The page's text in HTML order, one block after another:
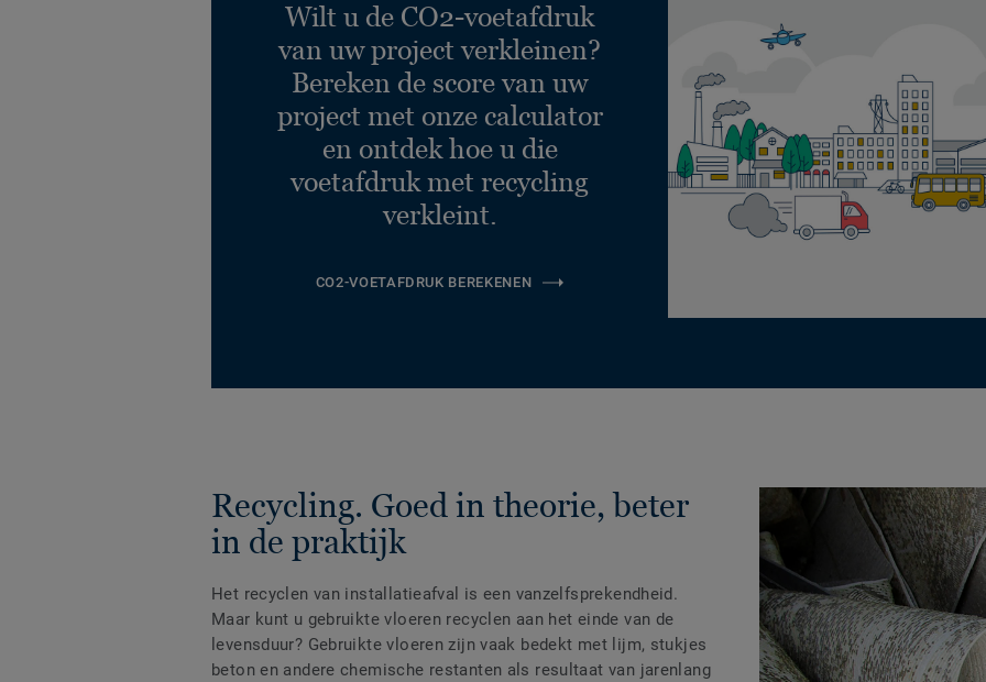
Wilt u de CO2-voetafdruk
van uw project verkleinen?
Bereken de score van uw
project met onze calculator
en ontdek hoe u die
voetafdruk met recycling
verkleint.
CO2-VOETAFDRUK BEREKENEN
Recycling. Goed in theorie, beter
in de praktijk
Het recyclen van installatieafval is een vanzelfsprekendheid.
Maar kunt u gebruikte vloeren recyclen aan het einde van de
levensduur? Gebruikte vloeren zijn vaak bedekt met lijm, stukjes
beton en andere chemische restanten als resultaat van jarenlang